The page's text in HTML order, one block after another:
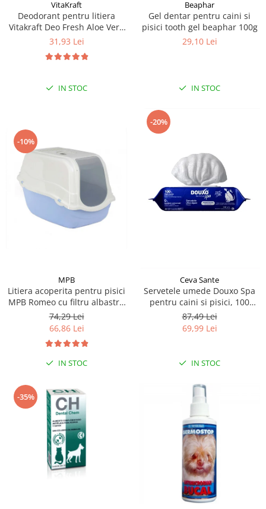
VitaKraft
Deodorant pentru litiera
Vitakraft Deo Fresh Aloe Vera
720g
31,93 Lei
IN STOC
Beaphar
Gel dentar pentru caini si
pisici tooth gel beaphar 100g
29,10 Lei
IN STOC
-10%
MPB
Litiera acoperita pentru pisici
MPB Romeo cu filtru albastru
deschis 57x39x41(h)cm
74,29 Lei
66,86 Lei
IN STOC
-20%
Ceva Sante
Servetele umede Douxo Spa
pentru caini si pisici, 100
bucati, Ceva Sante
87,49 Lei
69,99 Lei
IN STOC
-35%